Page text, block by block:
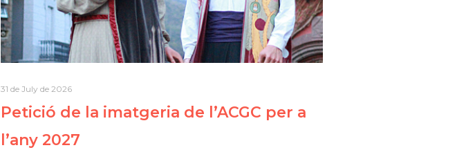
31 de July de 2026
Petició de la imatgeria de l’ACGC per a
l’any 2027